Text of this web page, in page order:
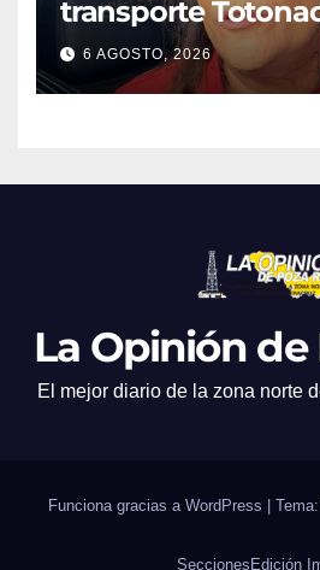
transporte
Rica
6 AGOSTO, 2026
La Opinión de
El mejor diario de la zona norte
Funciona gracias a WordPress
SeccionesEdición